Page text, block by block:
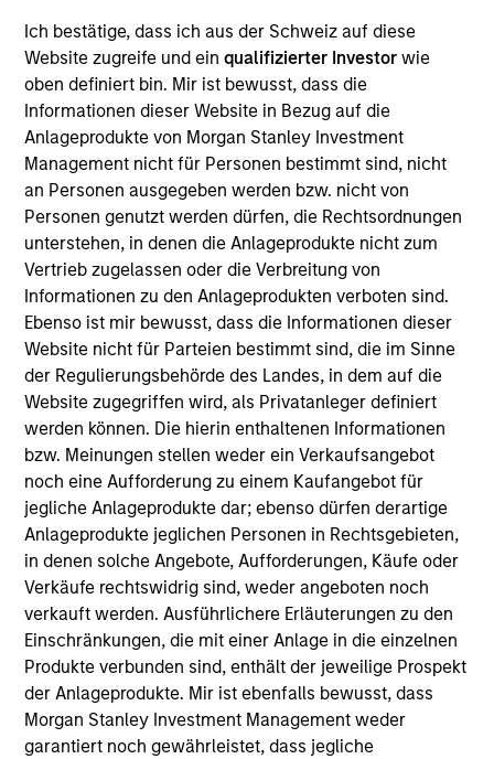
Ich bestätige, dass ich aus der Schweiz auf diese
Website zugreife und ein qualifizierter Investor wie
oben definiert bin. Mir ist bewusst, dass die
Informationen dieser Website in Bezug auf die
Anlageprodukte von Morgan Stanley Investment
Management nicht für Personen bestimmt sind, nicht
an Personen ausgegeben werden bzw. nicht von
Personen genutzt werden dürfen, die Rechtsordnungen
unterstehen, in denen die Anlageprodukte nicht zum
Vertrieb zugelassen oder die Verbreitung von
Informationen zu den Anlageprodukten verboten sind.
Ebenso ist mir bewusst, dass die Informationen dieser
Website nicht für Parteien bestimmt sind, die im Sinne
der Regulierungsbehörde des Landes, in dem auf die
Website zugegriffen wird, als Privatanleger definiert
werden können. Die hierin enthaltenen Informationen
bzw. Meinungen stellen weder ein Verkaufsangebot
noch eine Aufforderung zu einem Kaufangebot für
jegliche Anlageprodukte dar; ebenso dürfen derartige
Anlageprodukte jeglichen Personen in Rechtsgebieten,
in denen solche Angebote, Aufforderungen, Käufe oder
Verkäufe rechtswidrig sind, weder angeboten noch
verkauft werden. Ausführlichere Erläuterungen zu den
Einschränkungen, die mit einer Anlage in die einzelnen
Produkte verbunden sind, enthält der jeweilige Prospekt
der Anlageprodukte. Mir ist ebenfalls bewusst, dass
Morgan Stanley Investment Management weder
garantiert noch gewährleistet, dass jegliche
management experience. Prior to this role Toby
was the head of risk for Merchant Banking and Real
Estate Investing. Prior to joining the firm, Toby was
a senior risk executive at Bank of America Merrill
Lynch responsible for managing credit risk
exposure to large corporate borrowers in North
America in the general industrials, gaming, sports
and other sectors. From 2005 to 2008 Toby held a
series of management positions in Global Risk
Management at Merrill Lynch, and was a Managing
Director with responsibility for global capital
commitments prior to the merger with Bank of
America. From 1997 to 2005 Toby was a leveraged
finance and media investment banker at Merrill
Lynch. Toby received a B.A. in economics from
Trinity College and an M.B.A. from the
Massachusetts Institute of Technology
Team Insights